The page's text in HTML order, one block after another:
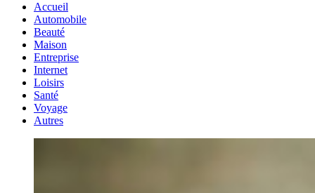
Accueil
Automobile
Beauté
Maison
Entreprise
Internet
Loisirs
Santé
Voyage
Autres